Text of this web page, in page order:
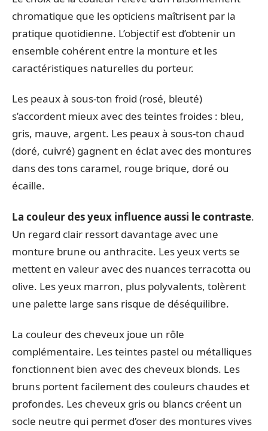
chromatique que les opticiens maîtrisent par la
pratique quotidienne. L’objectif est d’obtenir un
ensemble cohérent entre la monture et les
caractéristiques naturelles du porteur.
Les peaux à sous-ton froid (rosé, bleuté)
s’accordent mieux avec des teintes froides : bleu,
gris, mauve, argent. Les peaux à sous-ton chaud
(doré, cuivré) gagnent en éclat avec des montures
dans des tons caramel, rouge brique, doré ou
écaille.
La couleur des yeux influence aussi le contraste.
Un regard clair ressort davantage avec une
monture brune ou anthracite. Les yeux verts se
mettent en valeur avec des nuances terracotta ou
olive. Les yeux marron, plus polyvalents, tolèrent
une palette large sans risque de déséquilibre.
La couleur des cheveux joue un rôle
complémentaire. Les teintes pastel ou métalliques
fonctionnent bien avec des cheveux blonds. Les
bruns portent facilement des couleurs chaudes et
profondes. Les cheveux gris ou blancs créent un
socle neutre qui permet d’oser des montures vives